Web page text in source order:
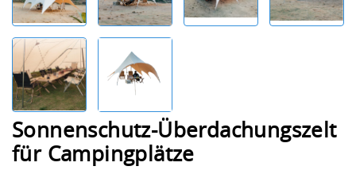
Sonnenschutz-Überdachungszelt
für Campingplätze